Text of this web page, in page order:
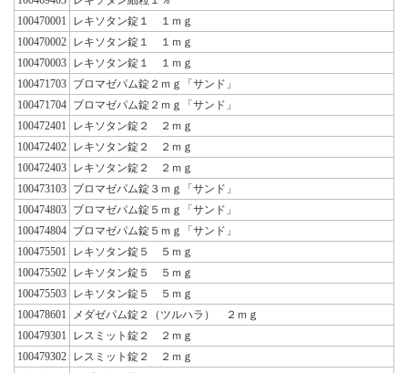
100470001
レキソタン錠１ １ｍｇ
100470002 レキソタン錠１ １ｍｇ
100470003 レキソタン錠１ １ｍｇ
100471703 ブロマゼパム錠２ｍｇ「サンド」
100471704 ブロマゼパム錠２ｍｇ「サンド」
100472401
レキソタン錠２ ２ｍｇ
100472402 レキソタン錠２ ２ｍｇ
100472403 レキソタン錠２ ２ｍｇ
100473103 ブロマゼパム錠３ｍｇ「サンド」
100474803 ブロマゼパム錠５ｍｇ「サンド」
100474804 ブロマゼパム錠５ｍｇ「サンド」
100475501
レキソタン錠５ ５ｍｇ
100475502 レキソタン錠５ ５ｍｇ
100475503 レキソタン錠５ ５ｍｇ
100478601
メダゼパム錠２（ツルハラ） ２ｍｇ
100479301
レスミット錠２ ２ｍｇ
100479302 レスミット錠２ ２ｍｇ